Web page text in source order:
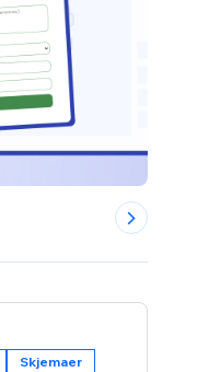
Skjemaer